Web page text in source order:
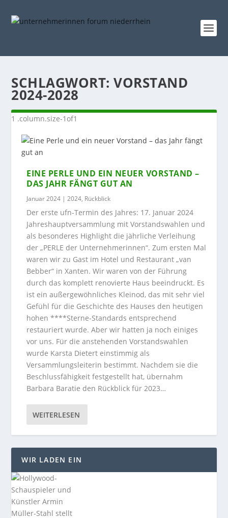
SCHLAGWORT:VORSTAND
2024-2028
EINE PERLE UND EIN NEUER VORSTAND –
DAS JAHR FÄNGT GUT AN
Januar 2024 |2024, Rückblick
Der erste ufn-Termin des Jahres: 17. Januar 2024
Jahreshauptversammlung mit Vorstandswahlen und
als besonderes Highlight die jährliche Verleihung
der „PERLE der Unternehmerinnen“. Zum ersten Mal
waren wir zu Gast im Hotel und Restaurant „van
Bebber“ in Xanten. Wir waren von der Führung
durch das komplett renovierte Haus beeindruckt. Es
ist ein außergewöhnliches Kleinod, das mit sehr viel
Gefühl für die Geschichte des Hauses den heutigen
hohen ****Sterne-Standards entsprechend
restauriert wurde. Aber wir hatten ja noch einiges
vor uns. Für die anstehenden Vorstandswahlen
wurde Karsta Dietert einstimmig als
Versammlungsleiterin bestimmt. Nachdem sie die
Beschlussfähigkeit festgestellt hat, übernahm
Barbara Baratie den Rückblick für 2023…
WEITERLESEN
WIR LADEN EIN